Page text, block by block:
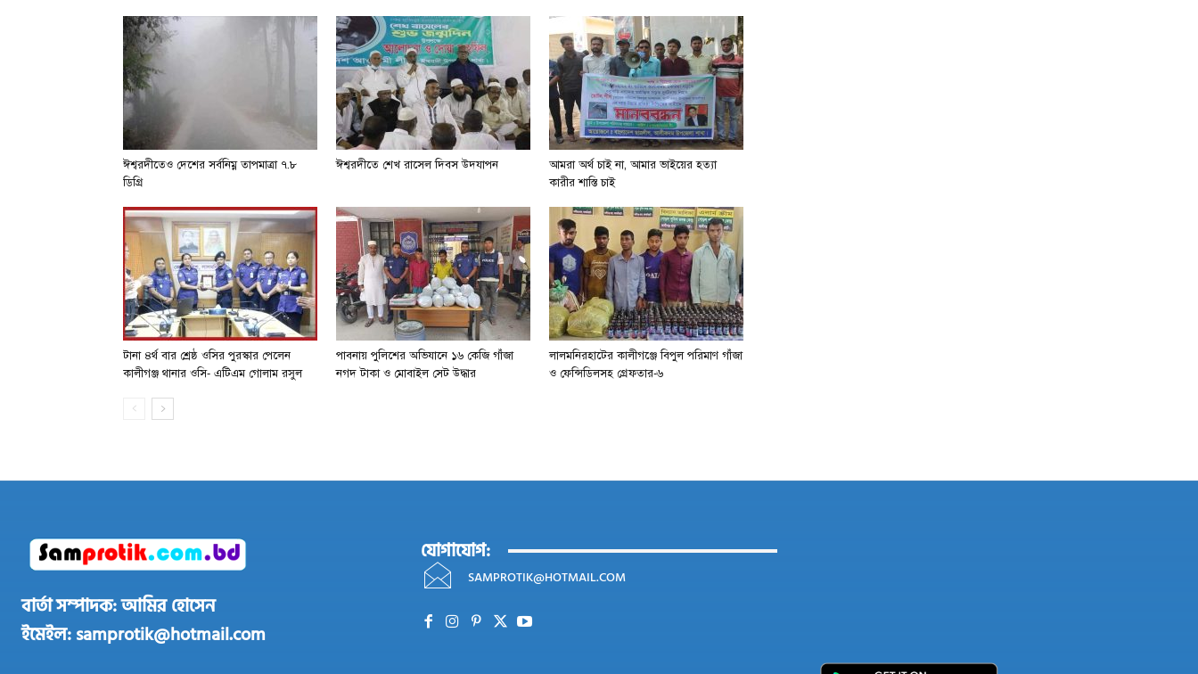
ঈশ্বরদীতেও দেশের সর্বনিম্ন তাপমাত্রা ৭.৮
ডিগ্রি
ঈশ্বরদীতে শেখ রাসেল দিবস উদযাপন
আমরা অর্থ চাই না, আমার ভাইয়ের হত্যা
কারীর শাস্তি চাই
টানা ৪র্থ বার শ্রেষ্ঠ ওসির পুরস্কার পেলেন
কালীগঞ্জ থানার ওসি- এটিএম গোলাম রসুল
পাবনায় পুলিশের অভিযানে ১৬ কেজি গাঁজা
নগদ টাকা ও মোবাইল সেট উদ্ধার
লালমনিরহাটের কালীগঞ্জে বিপুল পরিমাণ গাঁজা
ও ফেন্সিডিলসহ গ্রেফতার-৬
বার্তা সম্পাদক: আমির হোসেন
ইমেইল: samprotik@hotmail.com
যোগাযোগ:
SAMPROTIK@HOTMAIL.COM